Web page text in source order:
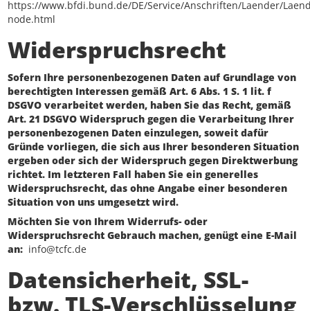
https://www.bfdi.bund.de/DE/Service/Anschriften/Laender/
node.html
Widerspruchsrecht
Sofern Ihre personenbezogenen Daten auf Grundlage von
berechtigten Interessen gemäß Art. 6 Abs. 1 S. 1 lit. f
DSGVO verarbeitet werden, haben Sie das Recht, gemäß
Art. 21 DSGVO Widerspruch gegen die Verarbeitung Ihrer
personenbezogenen Daten einzulegen, soweit dafür
Gründe vorliegen, die sich aus Ihrer besonderen Situation
ergeben oder sich der Widerspruch gegen Direktwerbung
richtet. Im letzteren Fall haben Sie ein generelles
Widerspruchsrecht, das ohne Angabe einer besonderen
Situation von uns umgesetzt wird.
Möchten Sie von Ihrem Widerrufs- oder
Widerspruchsrecht Gebrauch machen, genügt eine E-Mail
an: info@tcfc.de
Datensicherheit, SSL-
bzw. TLS-Verschlüsselung